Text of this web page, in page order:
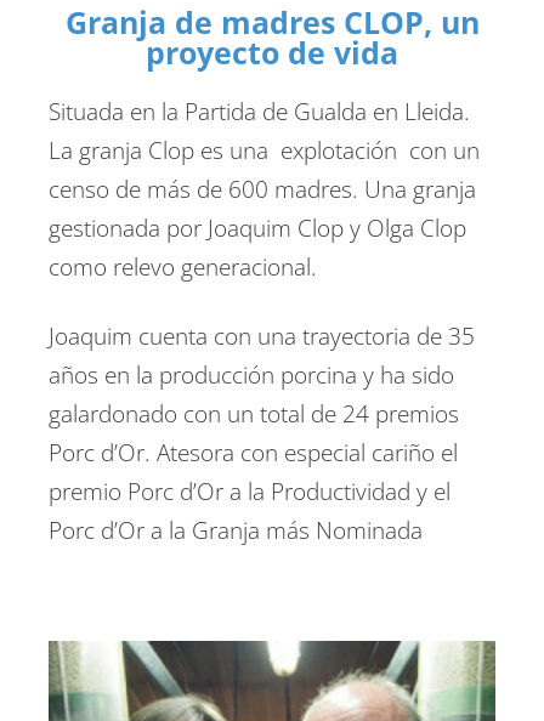
Granja de madres CLOP, un
proyecto de vida
Situada en la Partida de Gualda en Lleida.
La granja Clop es una explotación con un
censo de más de 600 madres. Una granja
gestionada por Joaquim Clop y Olga Clop
como relevo generacional.
Joaquim cuenta con una trayectoria de 35
años en la producción porcina y ha sido
galardonado con un total de 24 premios
Porc d’Or. Atesora con especial cariño el
premio Porc d’Or a la Productividad y el
Porc d’Or a la Granja más Nominada